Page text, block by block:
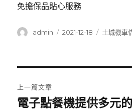
免擔保品貼心服務
作
admin
發
2021-12-18
分
土城機車
章
上一篇文章
上
電子點餐機提供多元